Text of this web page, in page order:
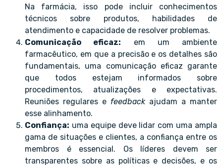
Na farmácia, isso pode incluir conhecimentos
técnicos sobre produtos, habilidades de
atendimento e capacidade de resolver problemas.
Comunicação eficaz: em um ambiente
farmacêutico, em que a precisão e os detalhes são
fundamentais, uma comunicação eficaz garante
que todos estejam informados sobre
procedimentos, atualizações e expectativas.
Reuniões regulares e feedback ajudam a manter
esse alinhamento.
Confiança: uma equipe deve lidar com uma ampla
gama de situações e clientes, a confiança entre os
membros é essencial. Os líderes devem ser
transparentes sobre as políticas e decisões, e os